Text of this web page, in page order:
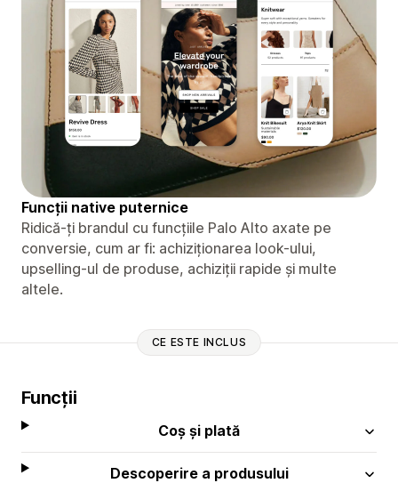
Funcții native puternice
Ridică-ți brandul cu funcțiile Palo Alto axate pe
conversie, cum ar fi: achiziționarea look-ului,
upselling-ul de produse, achiziții rapide și multe
altele.
CE ESTE INCLUS
Funcții
Coș și plată
Descoperire a produsului